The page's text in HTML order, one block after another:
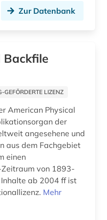
Zur Datenbank
Backfile
GEFÖRDERTE LIZENZ
American Physical
der
angesehene und
aus dem Fachgebiet
einen
von 1893-
ab 2004 ff ist
der Nationallizenz. Mehr